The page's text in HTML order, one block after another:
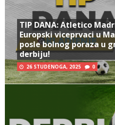
TIP DANA: Atletico
Europski viceprvaci u
posle bolnog poraza u
derbiju!
26 STUDENOGA, 2025 0